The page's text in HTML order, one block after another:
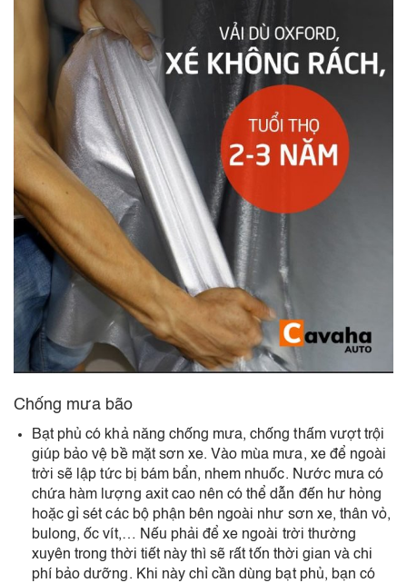
Chống mưa bão
Bạt phủ có khả năng chống mưa, chống thấm vượt trội
giúp bảo vệ bề mặt sơn xe. Vào mùa mưa, xe để ngoài
trời sẽ lập tức bị bám bẩn, nhem nhuốc. Nước mưa có
chứa hàm lượng axit cao nên có thể dẫn đến hư hỏng
hoặc gỉ sét các bộ phận bên ngoài như sơn xe, thân vỏ,
bulong, ốc vít,… Nếu phải để xe ngoài trời thường
xuyên trong thời tiết này thì sẽ rất tốn thời gian và chi
phí bảo dưỡng. Khi này chỉ cần dùng bạt phủ, bạn có